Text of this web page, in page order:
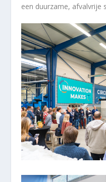
een duurzame, afvalvrije